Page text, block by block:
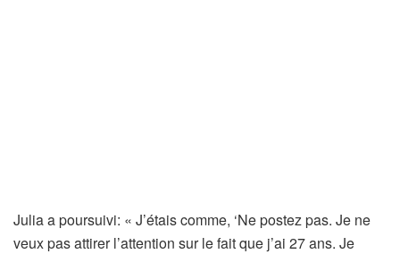
Julia a poursuivi: « J’étais comme, ‘Ne postez pas. Je ne
veux pas attirer l’attention sur le fait que j’ai 27 ans. Je